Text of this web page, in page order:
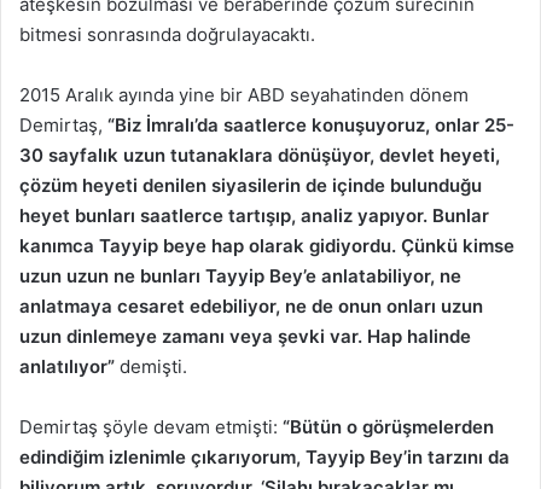
bitmesi sonrasında doğrulayacaktı.
2015 Aralık ayında yine bir ABD seyahatinden dönem
Demirtaş, “Biz İmralı’da saatlerce konuşuyoruz, onlar 25-
30 sayfalık uzun tutanaklara dönüşüyor, devlet heyeti,
çözüm heyeti denilen siyasilerin de içinde bulunduğu
heyet bunları saatlerce tartışıp, analiz yapıyor. Bunlar
kanımca Tayyip beye hap olarak gidiyordu. Çünkü kimse
uzun uzun ne bunları Tayyip Bey’e anlatabiliyor, ne
anlatmaya cesaret edebiliyor, ne de onun onları uzun
uzun dinlemeye zamanı veya şevki var. Hap halinde
anlatılıyor” demişti.
Demirtaş şöyle devam etmişti: “Bütün o görüşmelerden
edindiğim izlenimle çıkarıyorum, Tayyip Bey’in tarzını da